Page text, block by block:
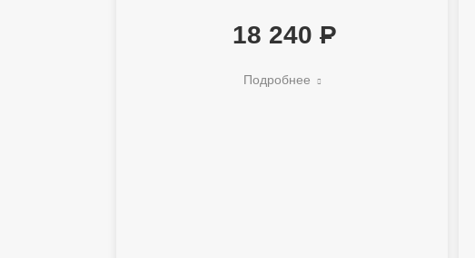
18 240
Подробнее